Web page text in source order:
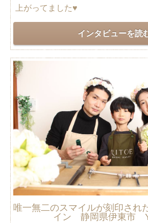
上がってました♥
インタビューを読
唯一無二のスマイルが刻印され
イン 静岡県伊東市